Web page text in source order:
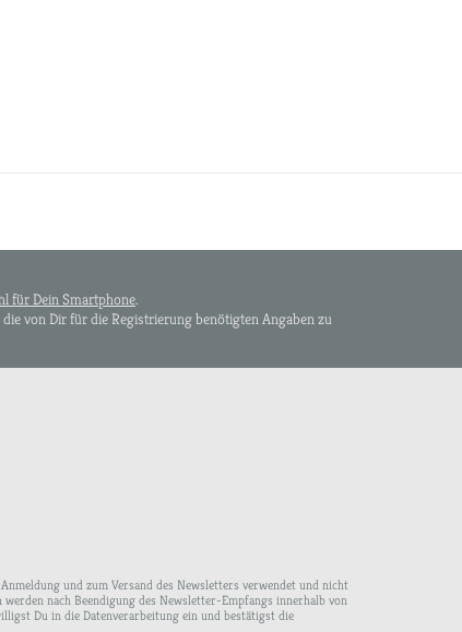
für Dein Smartphone.
von Dir für die Registrierung benötigten Angaben zu
und zum Versand des Newsletters verwendet und nicht
nach Beendigung des Newsletter-Empfangs innerhalb von
Du in die Datenverarbeitung ein und bestätigst die